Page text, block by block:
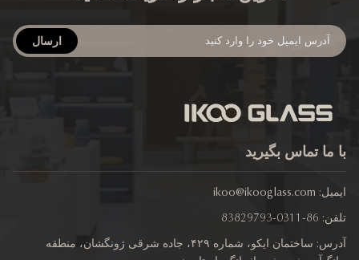
ارسال
ما تماس بگیرید
ikoo@ikooglass.com
86-0311-83829793
آدرس: ساختمان ایکو، شماره ۴۲۹، جاده شرقی ژونگشان، منطقه